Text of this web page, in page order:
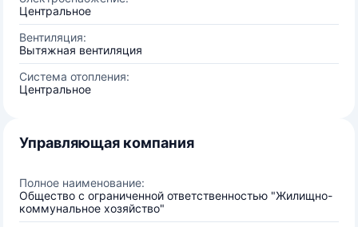
Центральное
Вентиляция:
Вытяжная вентиляция
Система отопления:
Центральное
Управляющая компания
Полное наименование:
Общество с ограниченной ответственностью "Жилищно-
коммунальное хозяйство"